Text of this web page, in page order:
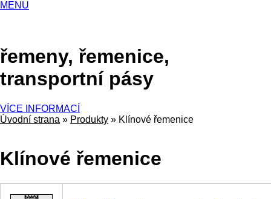
MENU
řemeny, řemenice,
transportní pásy
VÍCE INFORMACÍ
Úvodní strana » Produkty » Klínové řemenice
Klínové řemenice